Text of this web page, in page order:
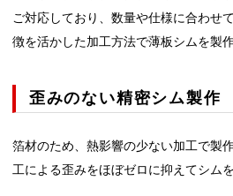
ご対応しており、数量や仕様に合わせ
徴を活かした加工方法で薄板シムを製作
歪みのない精密シム製作
箔材のため、熱影響の少ない加工で製
工による歪みをほぼゼロに抑えてシム